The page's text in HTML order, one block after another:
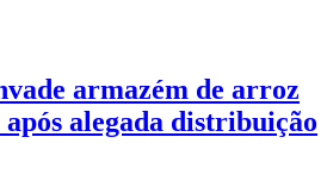
armazém de arroz
alegada distribuição